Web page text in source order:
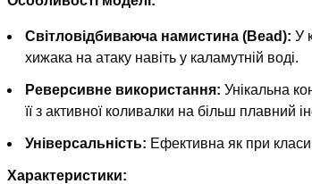
Світловідбиваюча намистина (Bead): У
хижака на атаку навіть у каламутній воді.
Реверсивне використання: Унікальна
її з активної коливалки на більш плавний
Універсальність: Ефективна як при
Характеристики: